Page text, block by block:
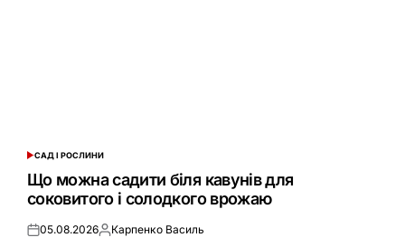
ОПУБЛІКУВАТИ
У
САД І РОСЛИНИ
Що можна садити біля кавунів для
соковитого і солодкого врожаю
Оприлюднено
05.08.2026Опубліковано
Карпенко Василь